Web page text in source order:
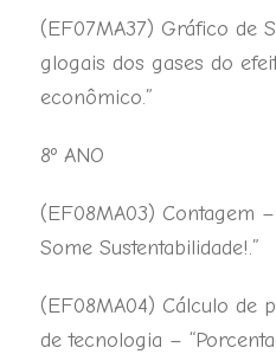
(EF07MA37) Gráfico de
glogais dos gases do
econômico.”
8º ANO
(EF08MA03) Contagem
Some Sustentabilidade!.”
(EF08MA04) Cálculo de
de tecnologia –